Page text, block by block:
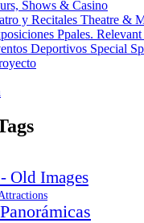
Shows & Casino
y Recitales Theatre &
Ppales.
Deportivos Special
Old Images